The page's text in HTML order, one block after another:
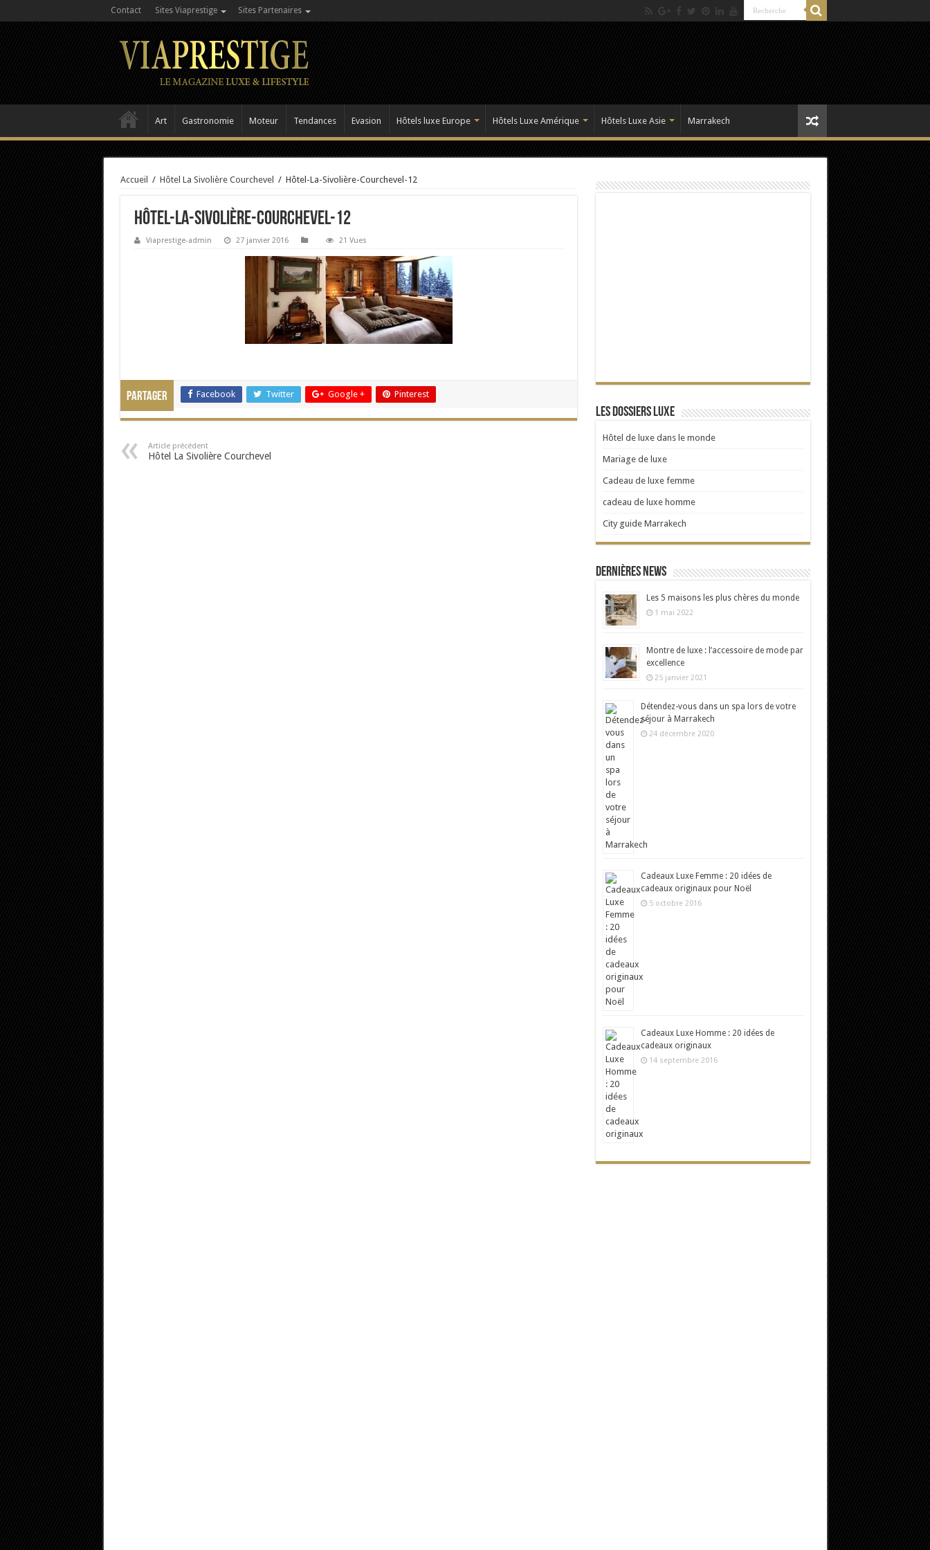
Contact Sites Viaprestige Sites Partenaires
Art Gastronomie Moteur Tendances Evasion Hôtels luxe Europe Hôtels Luxe Amérique Hôtels Luxe Asie Marrakech
Accueil / Hôtel La Sivolière Courchevel / Hôtel-La-Sivolière-Courchevel-12
Hôtel-La-Sivolière-Courchevel-12
Viaprestige-admin 27 janvier 2016 21 Vues
Partager Facebook Twitter Google + Pinterest
Article précédent
Hôtel La Sivolière Courchevel
Les dossiers Luxe
Hôtel de luxe dans le monde
Mariage de luxe
Cadeau de luxe femme
cadeau de luxe homme
City guide Marrakech
Dernières news
Les 5 maisons les plus chères du monde
1 mai 2022
Montre de luxe : l’accessoire de mode par
excellence
25 janvier 2021
Détendez-vous dans un spa lors de votre
séjour à Marrakech
24 décembre 2020
Cadeaux Luxe Femme : 20 idées de
cadeaux originaux pour Noël
5 octobre 2016
Cadeaux Luxe Homme : 20 idées de
cadeaux originaux
14 septembre 2016